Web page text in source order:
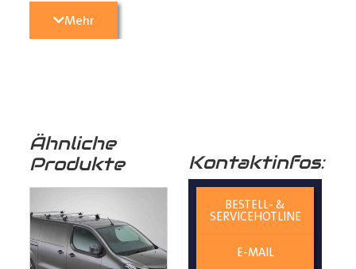
3. Passgenauigkeit:
präzise konturgefräst, um perfekt in Ihren
4. Langlebigkeit:Birkenschichtholz ist von Natur aus
resistent gegen Feuchtigkeit und Pilze, was
die Lebensdauer Ihres
Laderaumbodensverlängert
und Ihren
Mehr
Ähnliche
Produkte
Kontaktinfos:
BESTELL- &
SERVICEHOTLINE
E-MAIL